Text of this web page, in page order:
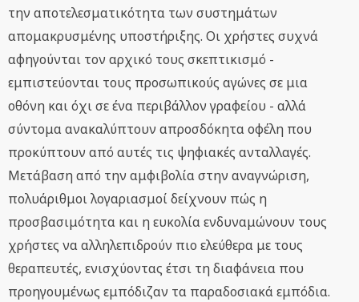
την αποτελεσματικότητα των συστημάτων
απομακρυσμένης υποστήριξης. Οι χρήστες συχνά
αφηγούνται τον αρχικό τους σκεπτικισμό -
εμπιστεύονται τους προσωπικούς αγώνες σε μια
οθόνη και όχι σε ένα περιβάλλον γραφείου - αλλά
σύντομα ανακαλύπτουν απροσδόκητα οφέλη που
προκύπτουν από αυτές τις ψηφιακές ανταλλαγές.
Μετάβαση από την αμφιβολία στην αναγνώριση,
πολυάριθμοι λογαριασμοί δείχνουν πώς η
προσβασιμότητα και η ευκολία ενδυναμώνουν τους
χρήστες να αλληλεπιδρούν πιο ελεύθερα με τους
θεραπευτές, ενισχύοντας έτσι τη διαφάνεια που
προηγουμένως εμπόδιζαν τα παραδοσιακά εμπόδια.